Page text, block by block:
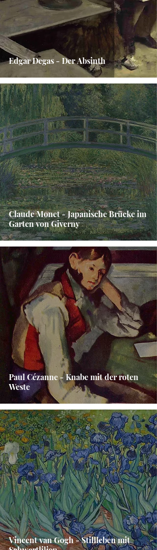
Edgar Degas - Der Absinth
Claude Monet - Japanische Brücke im
Garten von Giverny
Paul Cézanne - Knabe mit der roten
Weste
Vincent van Gogh - Stillleben mit